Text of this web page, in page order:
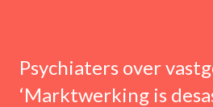
Psychiaters over
‘Marktwerking is